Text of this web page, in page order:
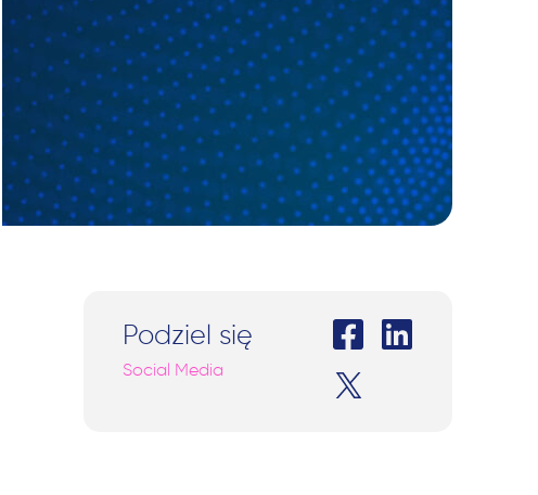
Podziel się
Social Media